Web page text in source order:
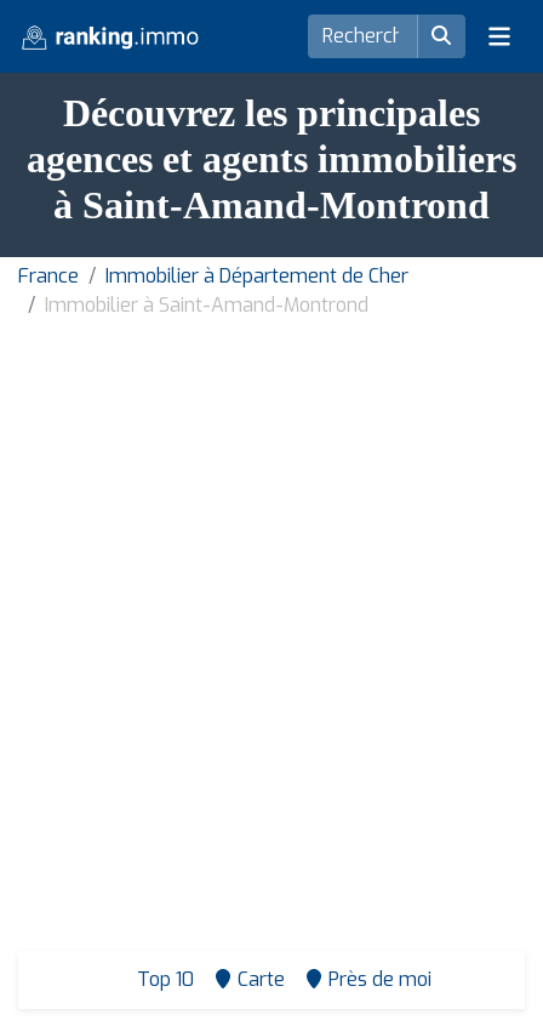
Découvrez les principales
agences et agents immobiliers
à Saint-Amand-Montrond
France
Immobilier à Département de Cher
Immobilier à Saint-Amand-Montrond
Top 10 Carte Près de moi